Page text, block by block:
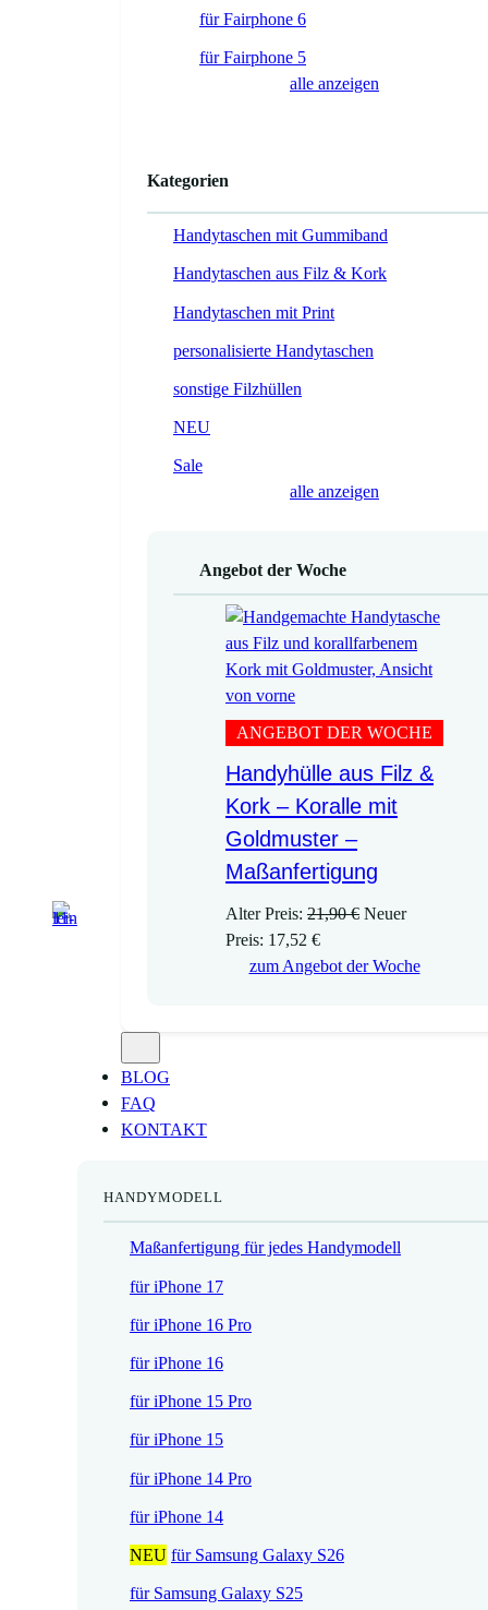
für Fairphone 6
für Fairphone 5
alle anzeigen
Kategorien
Handytaschen mit Gummiband
Handytaschen aus Filz & Kork
Handytaschen mit Print
personalisierte Handytaschen
sonstige Filzhüllen
NEU
Sale
alle anzeigen
Angebot der Woche
ANGEBOT DER WOCHE
Handyhülle aus Filz &
Kork – Koralle mit
Goldmuster –
Maßanfertigung
Alter Preis: 21,90€ U
s
e
r
Neuer
Preis: 17,52 €A
k
e
i
€
zum Angebot der Woche
BLOG
FAQ
KONTAKT
HANDYMODELL
Maßanfertigung für jedes Handymodell
für iPhone 17
für iPhone 16 Pro
für iPhone 16
für iPhone 15 Pro
für iPhone 15
für iPhone 14 Pro
für iPhone 14
NEU für Samsung Galaxy S26
für Samsung Galaxy S25